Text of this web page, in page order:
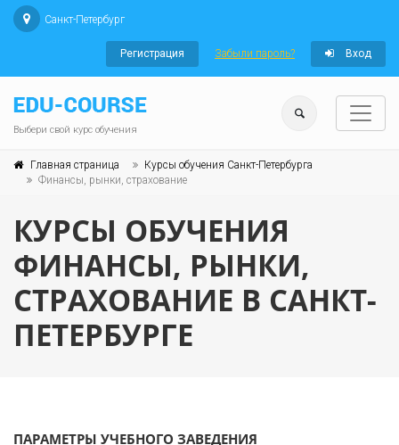
Санкт-Петербург
Регистрация Забыли пароль? Вход
Выбери свой курс обучения
Главная страница
Курсы обучения Санкт-Петербурга
Финансы, рынки, страхование
КУРСЫ ОБУЧЕНИЯ
ФИНАНСЫ, РЫНКИ,
СТРАХОВАНИЕ В САНКТ-
ПЕТЕРБУРГЕ
ПАРАМЕТРЫ УЧЕБНОГО ЗАВЕДЕНИЯ